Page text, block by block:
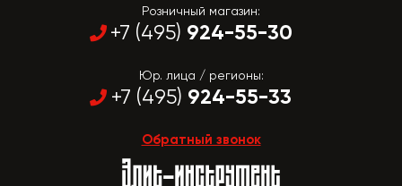
Розничный магазин:
+7 (495) 924-55-30
Юр. лица / регионы:
+7 (495) 924-55-33
Обратный звонок